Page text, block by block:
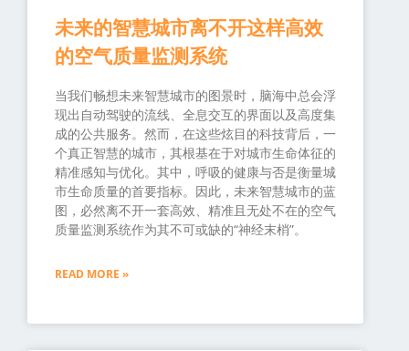
未来的智慧城市离不开这样高效
的空气质量监测系统
当我们畅想未来智慧城市的图景时，脑海中总会浮
现出自动驾驶的流线、全息交互的界面以及高度集
成的公共服务。然而，在这些炫目的科技背后，一
个真正智慧的城市，其根基在于对城市生命体征的
精准感知与优化。其中，呼吸的健康与否是衡量城
市生命质量的首要指标。因此，未来智慧城市的蓝
图，必然离不开一套高效、精准且无处不在的空气
质量监测系统作为其不可或缺的“神经末梢”。
READ MORE »